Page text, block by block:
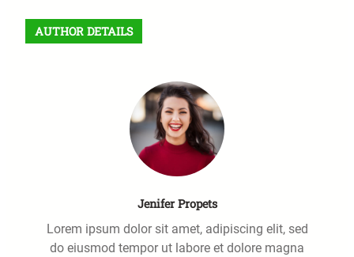
r
c
AUTHOR DETAILS
Jenifer Propets
Lorem ipsum dolor sit amet, adipiscing elit, sed
do eiusmod tempor ut labore et dolore magna